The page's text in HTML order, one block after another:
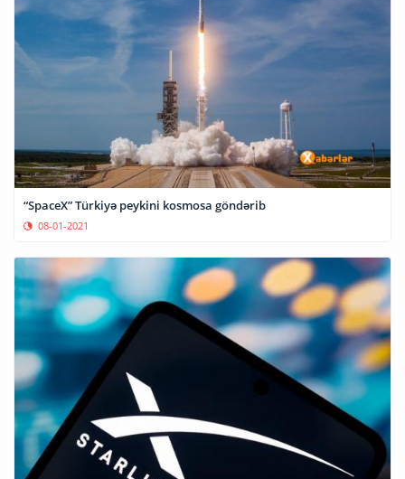
“SpaceX” Türkiyə peykini kosmosa göndərib
08-01-2021